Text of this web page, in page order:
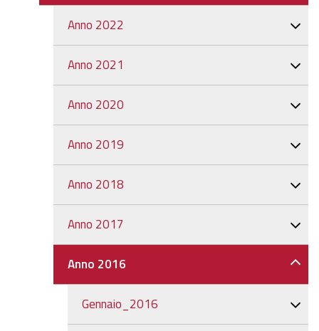
Anno 2022
Anno 2021
Anno 2020
Anno 2019
Anno 2018
Anno 2017
Anno 2016
Gennaio_2016